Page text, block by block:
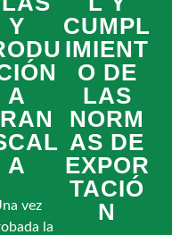
Y
A
A
vez
la
CUMPL
IMIENT
O DE
LAS
NORM
AS DE
EXPOR
TACIÓ
N